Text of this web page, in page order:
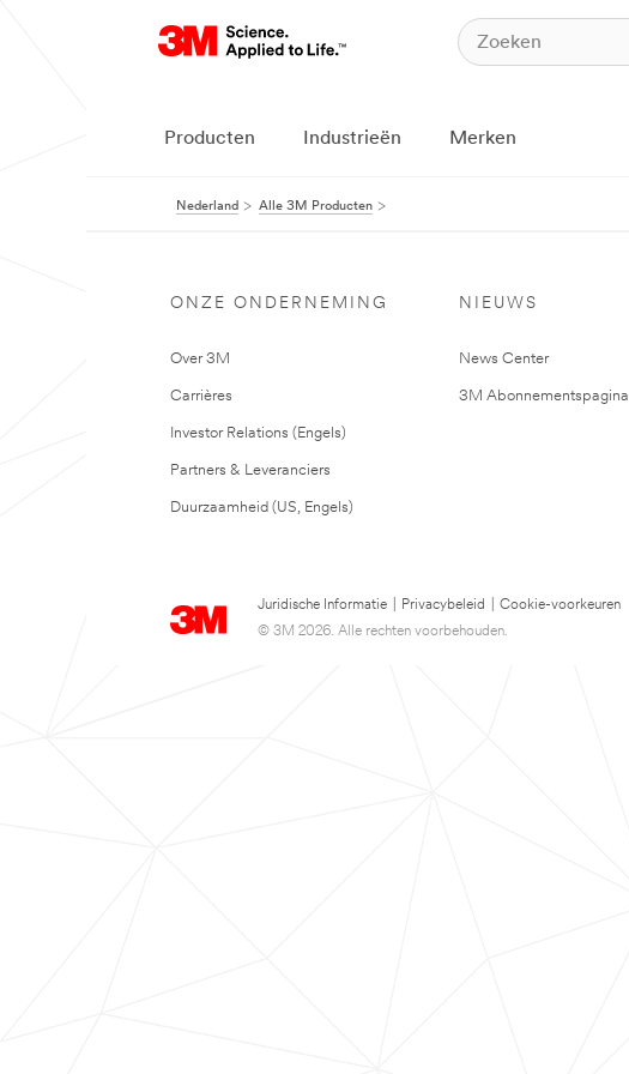
Producten Industrieën Merken
Nederland Alle 3M Producten
ONZE ONDERNEMING
Over 3M
Carrières
Investor Relations (Engels)
Partners & Leveranciers
Duurzaamheid (US, Engels)
NIEUWS
News Center
3M Abonnementspagina
Juridische Informatie Privacybeleid
Cookie-voorkeuren
© 3M 2026. Alle rechten voorbehouden.